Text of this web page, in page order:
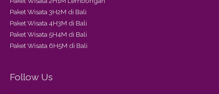
Paket Wisata 3H2M di Bali
Paket Wisata 4H3M di Bali
Paket Wisata 5H4M di Bali
Paket Wisata 6H5M di Bali
Follow Us